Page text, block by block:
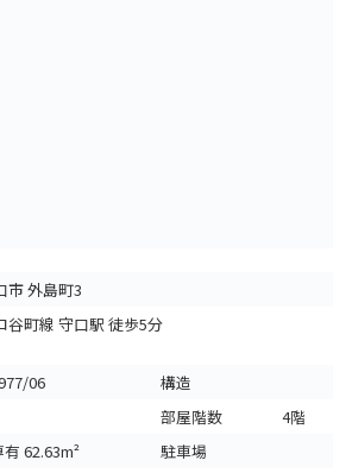
市 外島町3
谷町線 守口駅 徒歩5分
06
構造
部屋階数
4階
有 62.63m²
駐車場